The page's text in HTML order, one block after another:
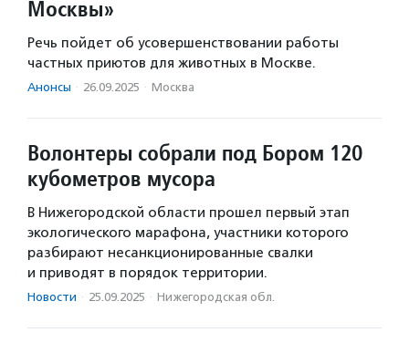
Москвы»
Речь пойдет об усовершенствовании работы
частных приютов для животных в Москве.
Анонсы · 26.09.2025 · Москва
Волонтеры собрали под Бором 120
кубометров мусора
В Нижегородской области прошел первый этап
экологического марафона, участники которого
разбирают несанкционированные свалки
и приводят в порядок территории.
Новости · 25.09.2025 · Нижегородская обл.